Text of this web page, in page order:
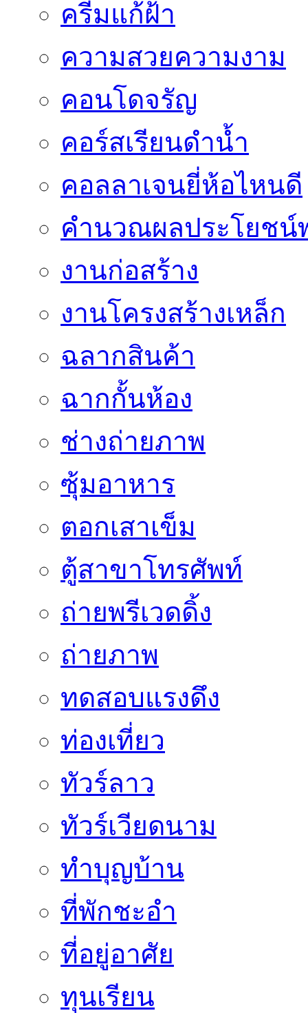
ครีมแก้ฝ้า
ความสวยความงาม
คอนโดจรัญ
คอร์สเรียนดำน้ำ
คอลลาเจนยี่ห้อไหนดี
คำนวณผลประโยชน์
งานก่อสร้าง
งานโครงสร้างเหล็ก
ฉลากสินค้า
ฉากกั้นห้อง
ช่างถ่ายภาพ
ซุ้มอาหาร
ตอกเสาเข็ม
ตู้สาขาโทรศัพท์
ถ่ายพรีเวดดิ้ง
ถ่ายภาพ
ทดสอบแรงดึง
ท่องเที่ยว
ทัวร์ลาว
ทัวร์เวียดนาม
ทำบุญบ้าน
ที่พักชะอำ
ที่อยู่อาศัย
ทุนเรียน